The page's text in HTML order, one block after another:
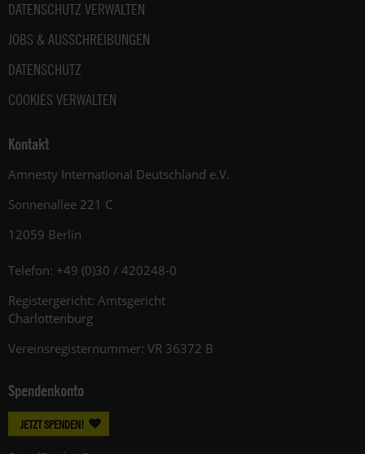
DATENSCHUTZ VERWALTEN
JOBS & AUSSCHREIBUNGEN
DATENSCHUTZ
COOKIES VERWALTEN
Kontakt
Amnesty International Deutschland e.V.
Sonnenallee 221 C
12059 Berlin
Telefon: +49 (0)30 / 420248-0
Registergericht: Amtsgericht
Charlottenburg
Vereinsregisternummer: VR 36372 B
Spendenkonto
JETZT SPENDEN!